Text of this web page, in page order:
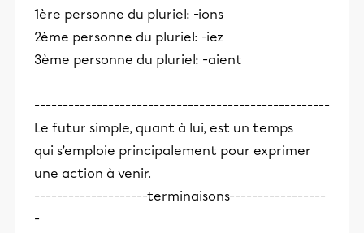
1ère personne du pluriel: -ions
2ème personne du pluriel: -iez
3ème personne du pluriel: -aient
----------------------------------------------------
Le futur simple, quant à lui, est un temps
qui s’emploie principalement pour exprimer
une action à venir.
--------------------terminaisons-----------------
-